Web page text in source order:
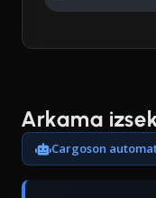
Arkama
Cargoson